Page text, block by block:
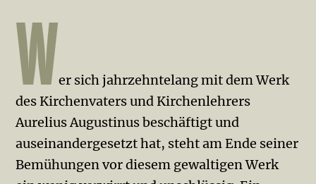
er sich jahrzehntelang mit dem Werk
des Kirchenvaters und Kirchenlehrers
Aurelius Augustinus beschäftigt und
auseinandergesetzt hat, steht am Ende seiner
Bemühungen vor diesem gewal­tigen Werk